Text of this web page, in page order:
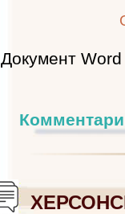
Документ Word